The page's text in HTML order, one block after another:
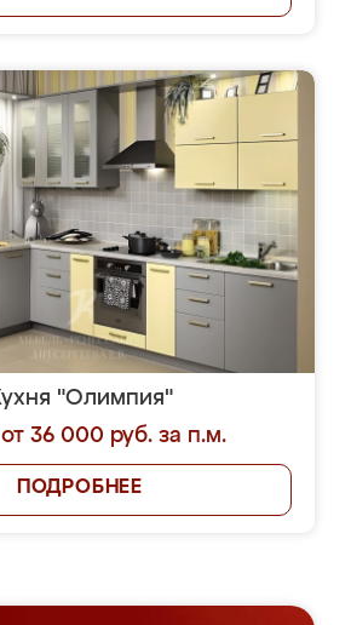
"Олимпия"
36 000 руб. за п.м.
ПОДРОБНЕЕ